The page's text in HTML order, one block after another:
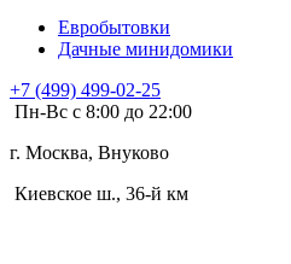
Евробытовки
Дачные минидомики
+7 (499) 499-02-25
Пн-Вс с 8:00 до 22:00
г. Москва, Внуково
Киевское ш., 36-й км